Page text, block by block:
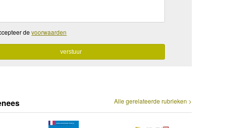
devoorwaarden
Alle gerelateerde rubrieken >